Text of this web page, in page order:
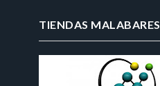
TIENDAS MALABARES